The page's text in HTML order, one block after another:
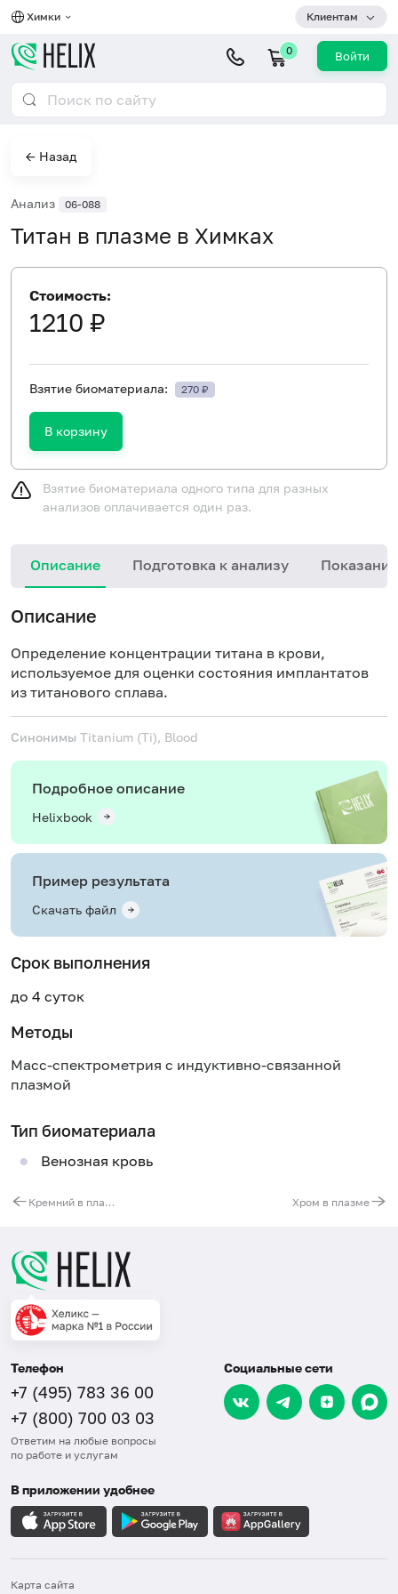
Химки Клиентам
0 Войти
← Назад
Анализ 06-088
Титан в плазме в Химках
Стоимость:
1210 ₽
Взятие биоматериала: 270 ₽
В корзину
Взятие биоматериала одного типа для разных
анализов оплачивается один раз.
Описание Подготовка к анализу
Описание
Определение концентрации титана в крови,
используемое для оценки состояния имплантатов
из титанового сплава.
Синонимы Titanium (Ti), Blood
Подробное описание
Helixbook
Пример результата
Скачать файл
Срок выполнения
до 4 суток
Методы
Масс-спектрометрия с индуктивно-связанной
плазмой
Тип биоматериала
Венозная кровь
Кремний в плазме Хром в плазме
Телефон
+7 (495) 783 36 00
+7 (800) 700 03 03
Ответим на любые вопросы
по работе и услугам
Социальные сети
В приложении удобнее
Карта сайта